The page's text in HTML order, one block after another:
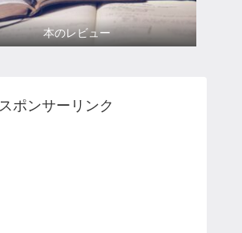
本のレビュー
スポンサーリンク